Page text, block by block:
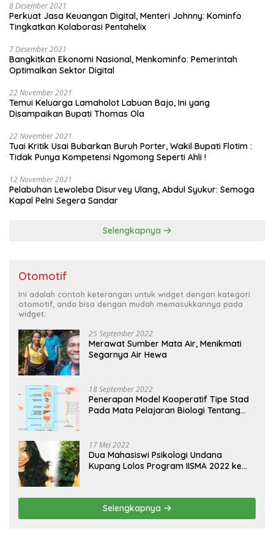
8 Desember 2021
Perkuat Jasa Keuangan Digital, Menteri Johnny: Kominfo
Tingkatkan Kolaborasi Pentahelix
7 Desember 2021
Bangkitkan Ekonomi Nasional, Menkominfo: Pemerintah
Optimalkan Sektor Digital
22 November 2021
Temui Keluarga Lamaholot Labuan Bajo, Ini yang
Disampaikan Bupati Thomas Ola
22 November 2021
Tuai Kritik Usai Bubarkan Buruh Porter, Wakil Bupati Flotim :
Tidak Punya Kompetensi Ngomong Seperti Ahli !
12 November 2021
Pelabuhan Lewoleba Disurvey Ulang, Abdul Syukur: Semoga
Kapal Pelni Segera Sandar
Selengkapnya
Otomotif
Ini adalah contoh keterangan untuk widget dengan kategori
otomotif, anda bisa dengan mudah memasukkannya pada
widget.
25 September 2022
Merawat Sumber Mata Air, Menikmati
Segarnya Air Hewa
18 September 2022
Penerapan Model Kooperatif Tipe Stad
Pada Mata Pelajaran Biologi Tentang
17 Mei 2022
Dua Mahasiswi Psikologi Undana
Kupang Lolos Program IISMA 2022 ke
Selengkapnya